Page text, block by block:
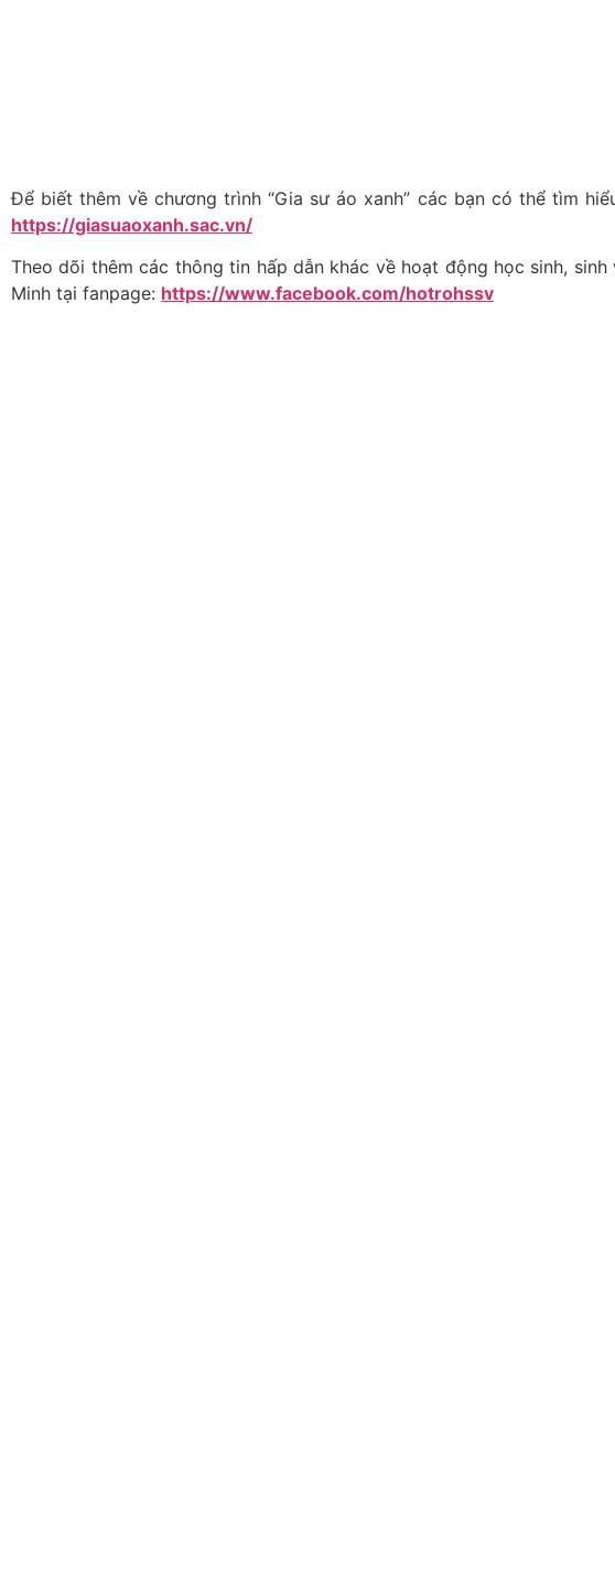
Để biết thêm về chương trình “Gia sư áo xanh” các bạn có thể tìm
https://giasuaoxanh.sac.vn/
Theo dõi thêm các thông tin hấp dẫn khác về hoạt động học sinh, sinh
Minh tại fanpage: https://www.facebook.com/hotrohssv